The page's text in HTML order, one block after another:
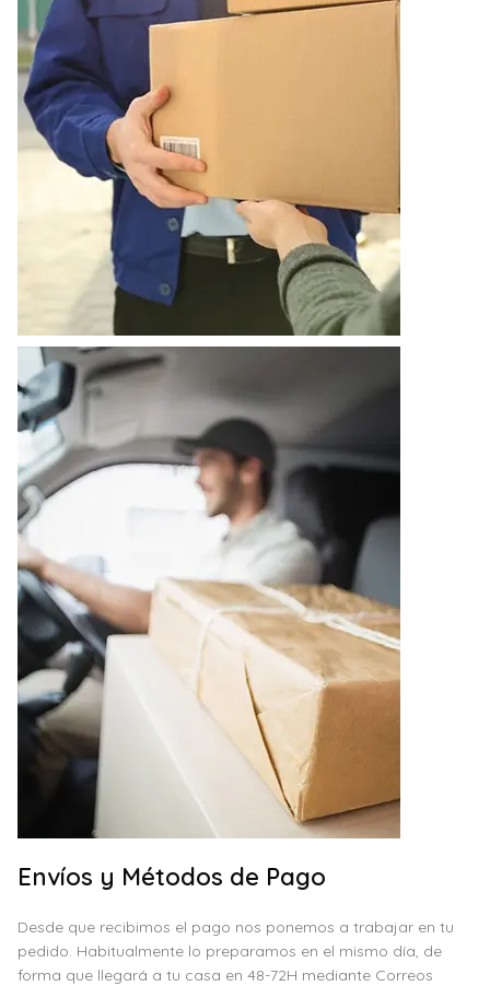
Envíos y Métodos de Pago
Desde que recibimos el pago nos ponemos a trabajar en tu
pedido. Habitualmente lo preparamos en el mismo día, de
forma que llegará a tu casa en 48-72H mediante Correos